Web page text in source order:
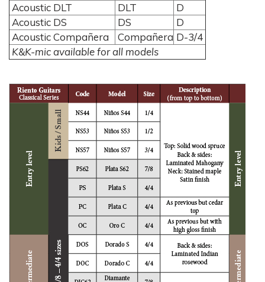
Acoustic DLT
DLT
D
Acoustic DS
DS
D
Acoustic Compañera
Compañera D-3/4
K&K-mic available for all models